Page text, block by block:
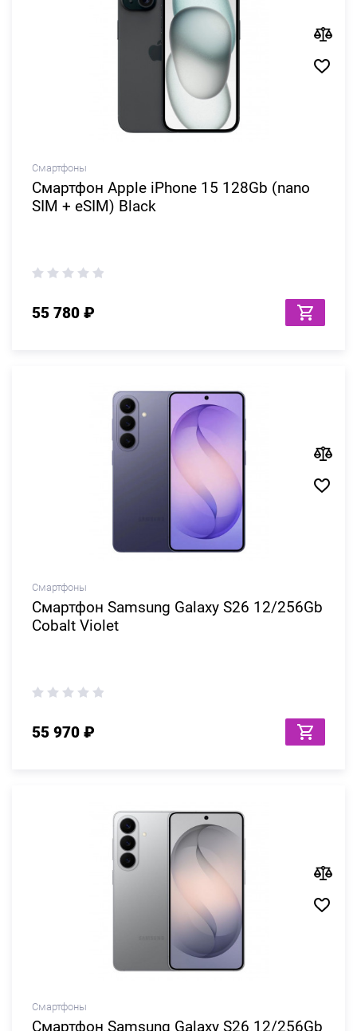
Смартфоны
Смартфон Apple iPhone 15 128Gb (nano
SIM + eSIM) Black
55 780 ₽
Смартфоны
Смартфон Samsung Galaxy S26 12/256Gb
Cobalt Violet
55 970 ₽
Смартфоны
Смартфон Samsung Galaxy S26 12/256Gb